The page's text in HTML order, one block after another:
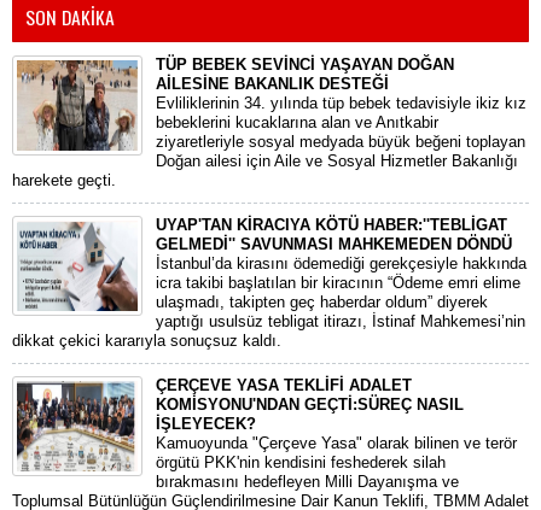
SON DAKİKA
TÜP BEBEK SEVİNCİ YAŞAYAN DOĞAN
AİLESİNE BAKANLIK DESTEĞİ
​Evliliklerinin 34. yılında tüp bebek tedavisiyle ikiz kız
bebeklerini kucaklarına alan ve Anıtkabir
ziyaretleriyle sosyal medyada büyük beğeni toplayan
Doğan ailesi için Aile ve Sosyal Hizmetler Bakanlığı
harekete geçti.
UYAP'TAN KİRACIYA KÖTÜ HABER:''TEBLİGAT
GELMEDİ'' SAVUNMASI MAHKEMEDEN DÖNDÜ
​İstanbul’da kirasını ödemediği gerekçesiyle hakkında
icra takibi başlatılan bir kiracının “Ödeme emri elime
ulaşmadı, takipten geç haberdar oldum” diyerek
yaptığı usulsüz tebligat itirazı, İstinaf Mahkemesi’nin
dikkat çekici kararıyla sonuçsuz kaldı.
ÇERÇEVE YASA TEKLİFİ ADALET
KOMİSYONU'NDAN GEÇTİ:SÜREÇ NASIL
İŞLEYECEK?
​Kamuoyunda "Çerçeve Yasa" olarak bilinen ve terör
örgütü PKK'nin kendisini feshederek silah
bırakmasını hedefleyen Milli Dayanışma ve
Toplumsal Bütünlüğün Güçlendirilmesine Dair Kanun Teklifi, TBMM Adalet